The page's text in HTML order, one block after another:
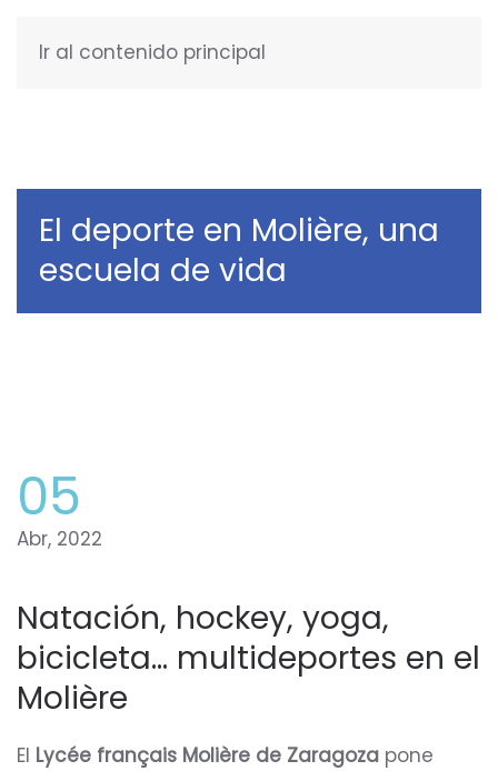
Ir al contenido principal
El deporte en Molière, una
escuela de vida
05
Abr, 2022
Natación, hockey, yoga,
bicicleta… multideportes en el
Molière
El Lycée français Molière de Zaragoza pone